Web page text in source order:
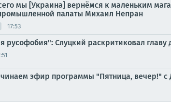
мы [Украина] вернёмся к маленьким
палаты Михаил Непран
17:53
русофобия": Слуцкий раскритиковал главу
эфир программы "Пятница, вечер!"